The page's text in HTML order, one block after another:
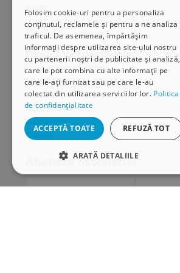
Folosim cookie-uri pentru a personaliza
conținutul, reclamele și pentru a ne analiza
traficul. De asemenea, împărtășim
informații despre utilizarea site-ului nostru
cu partenerii noștri de publicitate și analiză,
care le pot combina cu alte informații pe
care le-ați furnizat sau pe care le-au
colectat din utilizarea serviciilor lor. Politica
de confidențialitate
ACCEPTĂ TOATE REFUZĂ TOT
ARATĂ DETALIILE
STRICT NECESARE
ANPC
Serviciu clienți
Comunitatea Hamangiu
Cum comand online
Modalități de plată
Livrarea produselor
SEAP/SICAP
Hartă site
Cariere
Abonare newsletter